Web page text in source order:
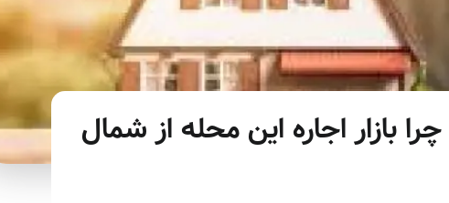
بازار اجاره این محله از شمال